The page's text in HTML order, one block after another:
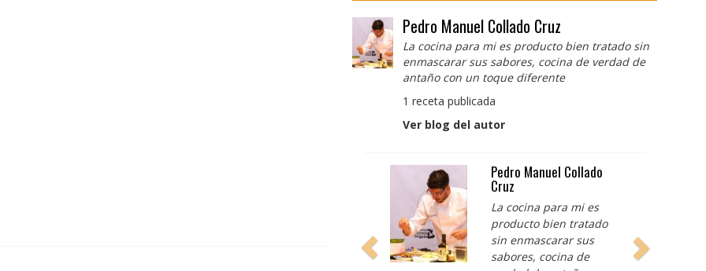
Pedro Manuel Collado Cruz
La cocina para mi es producto bien tratado sin
enmascarar sus sabores, cocina de verdad de
antaño con un toque diferente
1 receta publicada
Ver blog del autor
Albert Adrià
Redes sociales:
https://www.instagram.com/
https://www.instagram.com/
3 recetas publicadas